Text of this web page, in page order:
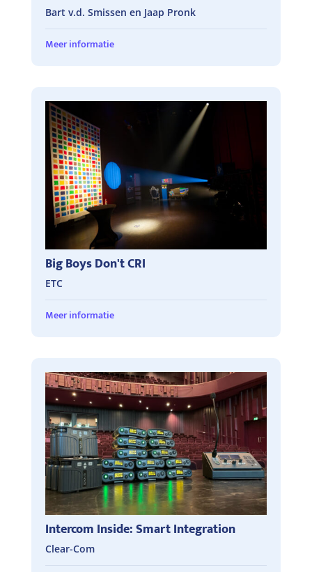
Bart v.d. Smissen en Jaap Pronk
Meer informatie
Big Boys Don't CRI
ETC
Meer informatie
Intercom Inside: Smart Integration
Clear-Com